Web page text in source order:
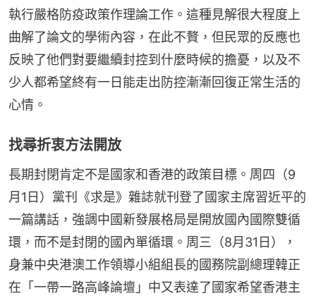
執行嚴格防疫政策作理論工作。這種見解很大程度上
曲解了論文的學術內容，在此不贅，但民眾的反應也
反映了他們對要繼續封控到什麼時候的擔憂，以及不
少人都希望終有一日能走出防控漸漸回復正常生活的
心情。
找尋折衷方法開放
長期封閉肯定不是國家和香港的政策目標。周四（9
月1日）黨刊《求是》雜誌就刊登了國家主席習近平的
一篇講話，強調中國新發展格局是開放國內國際雙循
環，而不是封閉的國內單循環。周三（8月31日），
身兼中央港澳工作領導小組組長的國務院副總理韓正
在「一帶一路高峰論壇」中又表達了國家希望香港主